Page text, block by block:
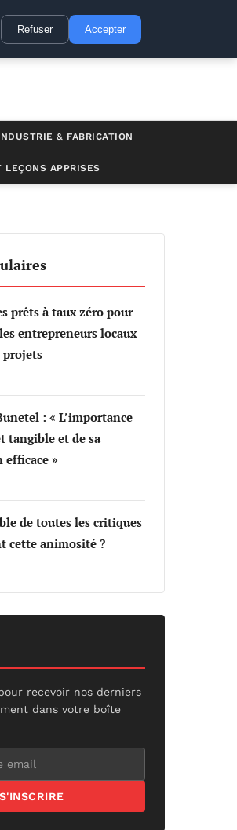
& FABRICATION
LEÇONS APPRISES
prêts à taux zéro pour
entrepreneurs locaux
projets
: « L’importance
tangible et de sa
»
de toutes les critiques
cette animosité ?
recevoir nos derniers
dans votre boîte
S'INSCRIRE
Refuser Accepter